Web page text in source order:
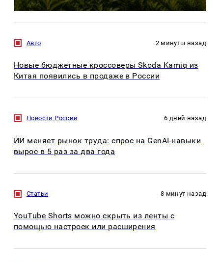
Авто 2 минуты назад
Новые бюджетные кроссоверы Skoda Kamiq из
Китая появились в продаже в России
Новости России 6 дней назад
ИИ меняет рынок труда: спрос на GenAI-навыки
вырос в 5 раз за два года
Статьи 8 минут назад
YouTube Shorts можно скрыть из ленты с
помощью настроек или расширения